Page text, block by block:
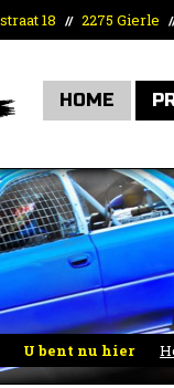
18 // 2275 Gierle
HOME
U bent nu hier